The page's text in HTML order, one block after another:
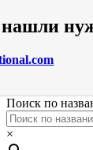
Поиск по
×